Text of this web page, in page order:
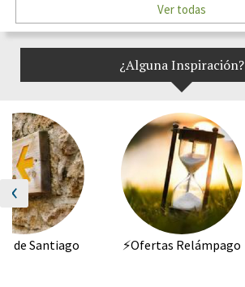
Ver todas
¿Alguna Inspiración?
de Santiago ⚡Ofertas Relámpago
‹